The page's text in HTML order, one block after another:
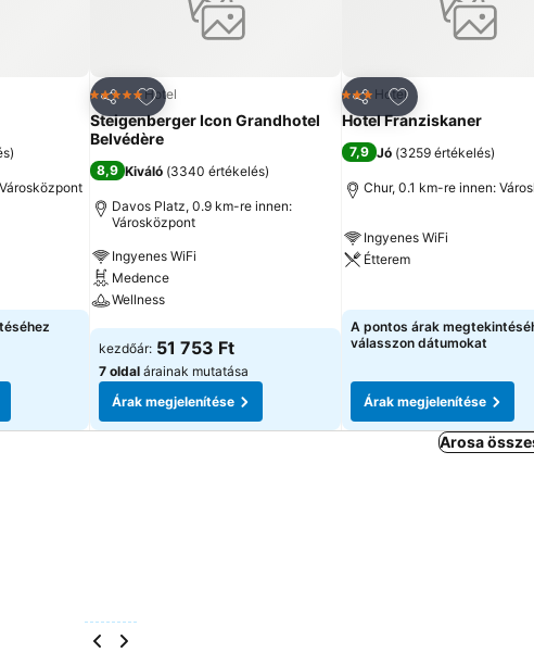
)
Megosztás
Hozzáadás a kedvencekhez
5 KategóriaHotel
Steigenberger Icon Grandhotel
Belvédère
8,9 Kiváló (3340 értékelés)
Davos Platz, 0.9 km-re innen:
Városközpont
Ingyenes WiFi
Medence
Wellness
Árak megjelenítése
kezdőár: 51 753 Ft
7 oldal árainak mutatása
Árak megjelenítése
Megosztás
Hozzáadás a
3 Kategória
Hotel
Hotel Franziskaner
7,9 Jó (3259 értékelés)
Chur, 0.1 km-re innen:
Ingyenes WiFi
Étterem
A pontos árak
válasszon dátumokat
Árak megjelenítése
Arosa